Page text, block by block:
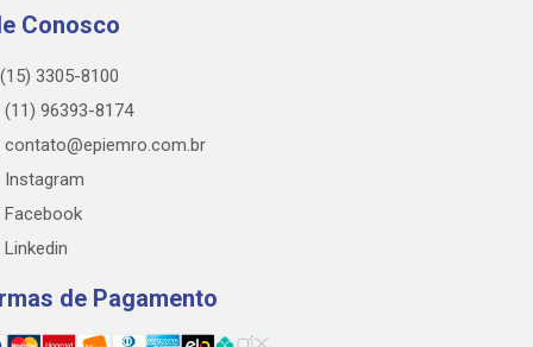
Conosco
(15) 3305-8100
(11) 96393-8174
contato@epiemro.com.br
Instagram
Facebook
Linkedin
de Pagamento